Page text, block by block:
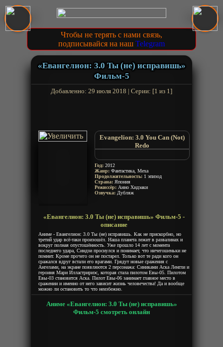
Чтобы не терять с нами связь,
подписывайся на наш Telegram
«Евангелион: 3.0 Ты (не) исправишь»
Фильм-5
Добавленно: 29 июля 2018 | Серии: [1 из 1]
Evangelion: 3.0 You Can (Not)
Redo
третий
Evangelion Shin Gekijouban: Q
Evangelion Shin Gekijouban:
Kyuu
Rebuild of Evangelion: 3.0
Год: 2012
Жанр: Фантастика, Меха
Продолжительность: 1 эпизод
Страна: Япония
Режиссёр: Анно Хидэаки
Озвучка: Дубляж
«Евангелион: 3.0 Ты (не) исправишь» Фильм-5 -
описание
Аниме - Евангелион: 3.0 Ты (не) исправишь. Как не прискорбно, но
третий удар всё-таки произошёл. Наша планета лежит в развалинах и
вокруг полная опустошённость. Уже прошло 14 лет с момента
последнего удара, Синдзи проснулся и понимает, что ничегошеньки не
помнит. Кроме прочего он не постарел. Только вот те ради кого он
сражался вдруг встали его врагами. Грядут новые сражения с
Ангелами, на экране появляются 2 персонажа: Синиками Аска Ленгли и
героиня Мари Илластририэс, которая стала пилотом Евы-05. Пилотом
Евы-03 становится Аска. Пилот Евы-06 занимает главное место в
сражении и именно от него зависит жизнь человечества! Да и вообще
можно ли остановить то что неизбежно.
Аниме «Евангелион: 3.0 Ты (не) исправишь»
Фильм-5 смотреть онлайн